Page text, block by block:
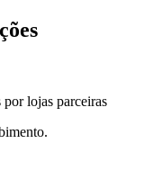
lojas parceiras